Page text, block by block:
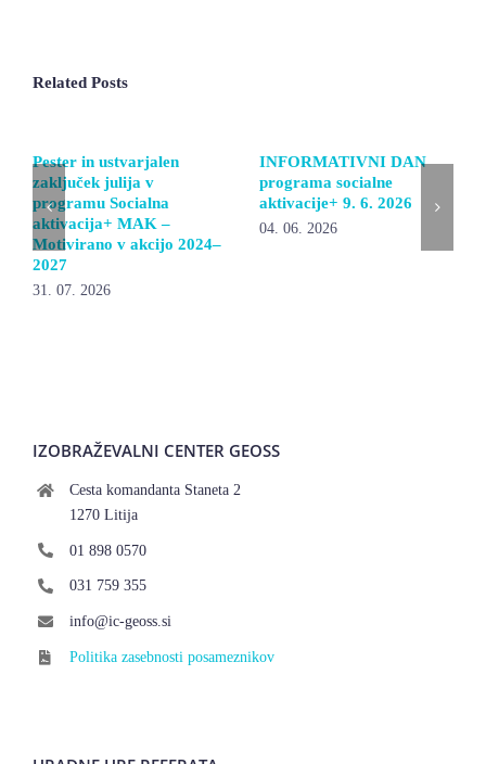
Related Posts
Pester in ustvarjalen
zaključek julija v
programu Socialna
aktivacija+ MAK –
Motivirano v akcijo 2024–
2027
31. 07. 2026
INFORMATIVNI DAN
programa socialne
aktivacije+ 9. 6. 2026
04. 06. 2026
IZOBRAŽEVALNI CENTER GEOSS
Cesta komandanta Staneta 2
1270 Litija
01 898 0570
031 759 355
info@ic-geoss.si
Politika zasebnosti posameznikov